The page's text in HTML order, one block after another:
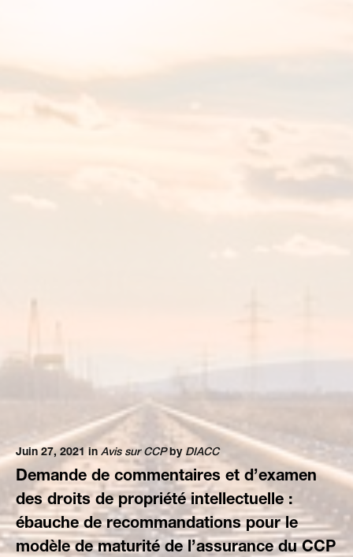
Juin 27, 2021 in Avis sur CCPby DIACC
Demande de commentaires et d’examen
des droits de propriété intellectuelle :
ébauche de recommandations pour le
modèle de maturité de l’assurance du CCP